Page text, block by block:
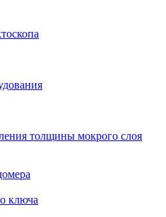
толщины мокрого слоя
ключа